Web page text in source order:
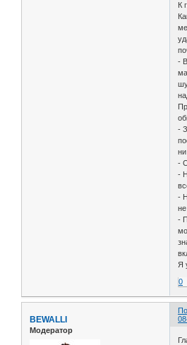
К
-
-
ни
-
-
-
-
Я
0
BEWALLI
Модератор